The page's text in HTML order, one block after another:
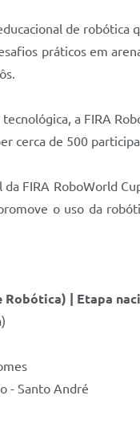
de
práticos em
a FIRA
cerca de 500
FIRA RoboWorld
o uso da
Robótica) | Etapa
- Santo André